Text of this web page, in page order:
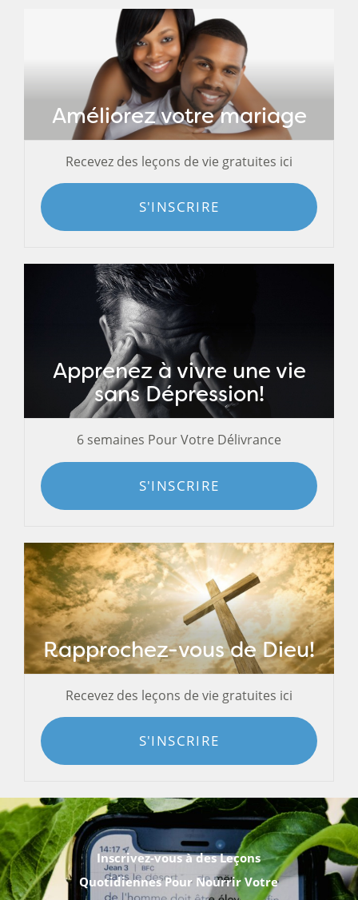
Améliorez votre mariage
Recevez des leçons de vie gratuites ici
S'INSCRIRE
Apprenez à vivre une vie
sans Dépression!
6 semaines Pour Votre Délivrance
S'INSCRIRE
Rapprochez-vous de Dieu!
Recevez des leçons de vie gratuites ici
S'INSCRIRE
Inscrivez-vous à des Leçons
Quotidiennes Pour Nourrir Votre